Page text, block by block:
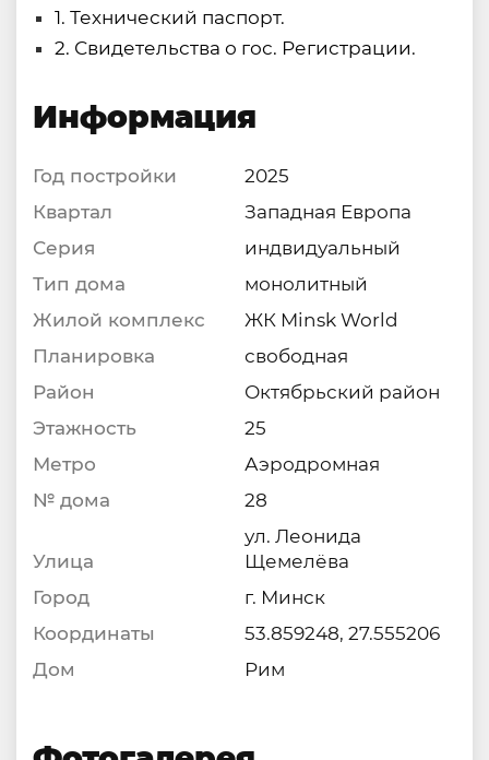
1. Технический паспорт.
2. Свидетельства о гос. Регистрации.
Информация
Год постройки
2025
Квартал
Западная Европа
Серия
индвидуальный
Тип дома
монолитный
Жилой комплекс
ЖК Minsk World
Планировка
свободная
Район
Октябрьский район
Этажность
25
Метро
Аэродромная
№ дома
28
Улица
ул. Леонида
Щемелёва
Город
г. Минск
Координаты
53.859248, 27.555206
Дом
Рим